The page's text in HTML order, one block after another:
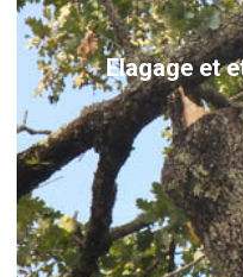
Elagage et